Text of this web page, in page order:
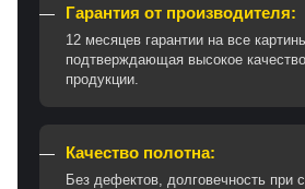
Гарантия от производителя:
12 месяцев гарантии на все
подтверждающая высокое
продукции.
Качество полотна:
Без дефектов, долговечность при